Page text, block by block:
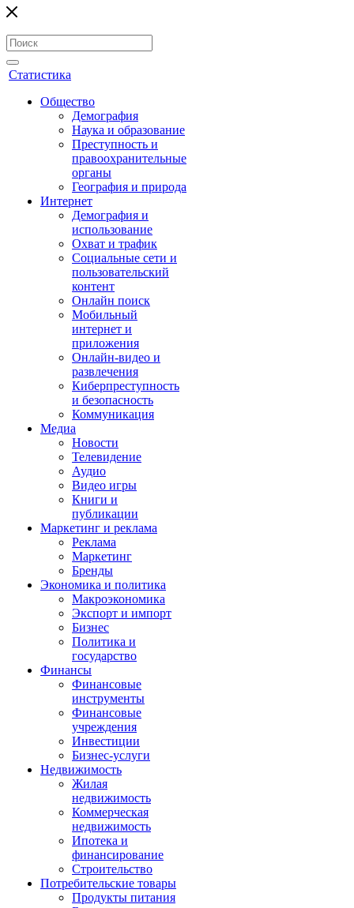
Статистика
Общество
Демография
Наука и образование
Преступность и
правоохранительные
органы
География и природа
Интернет
Демография и
использование
Охват и трафик
Социальные сети и
пользовательский
контент
Онлайн поиск
Мобильный
интернет и
приложения
Онлайн-видео и
развлечения
Киберпреступность
и безопасность
Коммуникация
Медиа
Новости
Телевидение
Аудио
Видео игры
Книги и
публикации
Маркетинг и реклама
Реклама
Маркетинг
Бренды
Экономика и политика
Макроэкономика
Экспорт и импорт
Бизнес
Политика и
государство
Финансы
Финансовые
инструменты
Финансовые
учреждения
Инвестиции
Бизнес-услуги
Недвижимость
Жилая
недвижимость
Коммерческая
недвижимость
Ипотека и
финансирование
Строительство
Потребительские товары
Продукты питания